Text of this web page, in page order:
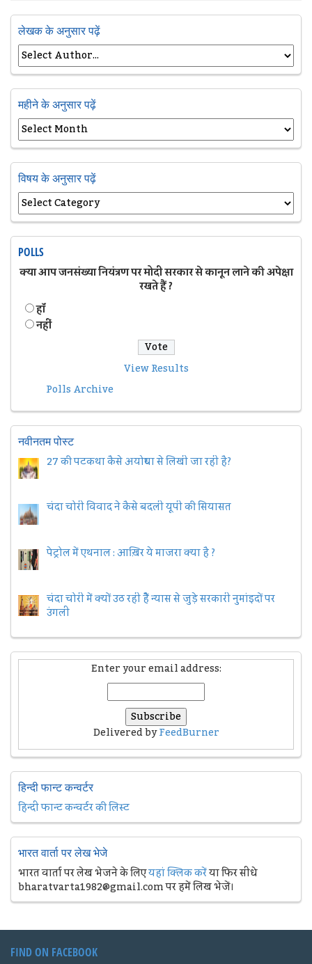
लेखक के अनुसार पढ़ें
महीने के अनुसार पढ़ें
विषय के अनुसार पढ़ें
POLLS
क्या आप जनसंख्या नियंत्रण पर मोदी सरकार से कानून लाने की अपेक्षा
रखते हैं ?
हॉं
नहीं
View Results
Polls Archive
नवीनतम पोस्ट
27 की पटकथा कैसे अयोध्या से लिखी जा रही है?
चंदा चोरी विवाद ने कैसे बदली यूपी की सियासत
पेट्रोल में एथनाल : आख़िर ये माजरा क्या है ?
चंदा चोरी में क्यों उठ रही हैैं न्यास से जुड़े सरकारी नुमांइदों पर
उंगली
Enter your email address:
Delivered byFeedBurner
हिन्दी फान्ट कन्वर्टर
हिन्दी फान्ट कन्वर्टर की लिस्ट
भारत वार्ता पर लेख भेजे
भारत वार्ता पर लेख भेजने के लिएयहां क्लिक करेंया फिर सीधे
bharatvarta1982@gmail.com पर हमें लिख भेजें।
FIND ON FACEBOOK